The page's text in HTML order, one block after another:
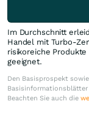
Im Durchschnitt
Handel mit Turbo-
risikoreiche
geeignet.
Den Basisprospekt
Basisinformationsblätter
Beachten Sie auch die